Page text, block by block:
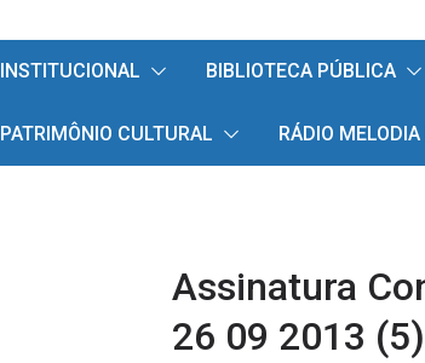
INSTITUCIONAL BIBLIOTECA PÚBLICA
PATRIMÔNIO CULTURAL RÁDIO
Assinatura
26 09 2013 (5)